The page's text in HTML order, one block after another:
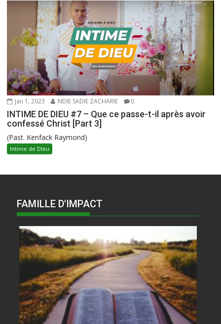
Jan 1, 2023 NDIE SADIE ZACHARIE 0
INTIME DE DIEU #7 – Que ce passe-t-il après avoir
confessé Christ [Part 3]
(Past. Kenfack Raymond)
Intime de DIeu
FAMILLE D'IMPACT